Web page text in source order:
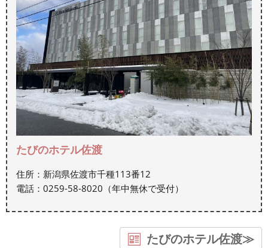
たびのホテル佐渡
住所：新潟県佐渡市千種113番12
電話：0259-58-8020（年中無休で受付）
たびのホテル佐渡≫